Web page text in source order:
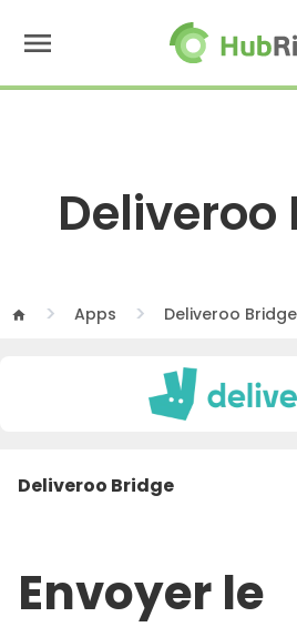
menu
Deliveroo
home Apps Deliveroo Bridge
Deliveroo Bridge
Envoyer le